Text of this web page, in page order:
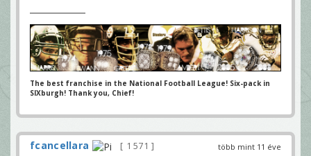
The best franchise in the National Football League! Six-pack in
SIXburgh! Thank you, Chief!
több mint 11 éve
fcancellara 1 571